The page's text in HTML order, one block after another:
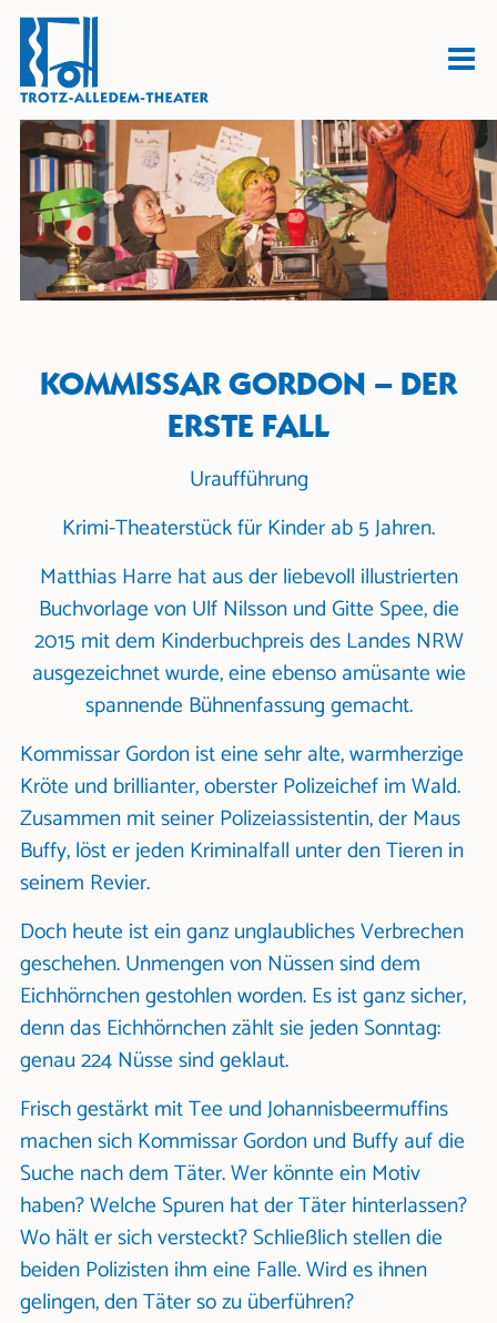
KOMMISSAR GORDON – DER
ERSTE FALL
Uraufführung
Krimi-Theaterstück für Kinder ab 5 Jahren.
Matthias Harre hat aus der liebevoll illustrierten
Buchvorlage von Ulf Nilsson und Gitte Spee, die
2015 mit dem Kinderbuchpreis des Landes NRW
ausgezeichnet wurde, eine ebenso amüsante wie
spannende Bühnenfassung gemacht.
Kommissar Gordon ist eine sehr alte, warmherzige
Kröte und brillianter, oberster Polizeichef im Wald.
Zusammen mit seiner Polizeiassistentin, der Maus
Buffy, löst er jeden Kriminalfall unter den Tieren in
seinem Revier.
Doch heute ist ein ganz unglaubliches Verbrechen
geschehen. Unmengen von Nüssen sind dem
Eichhörnchen gestohlen worden. Es ist ganz sicher,
denn das Eichhörnchen zählt sie jeden Sonntag:
genau 224 Nüsse sind geklaut.
Frisch gestärkt mit Tee und Johannisbeermuffins
machen sich Kommissar Gordon und Buffy auf die
Suche nach dem Täter. Wer könnte ein Motiv
haben? Welche Spuren hat der Täter hinterlassen?
Wo hält er sich versteckt? Schließlich stellen die
beiden Polizisten ihm eine Falle. Wird es ihnen
gelingen, den Täter so zu überführen?